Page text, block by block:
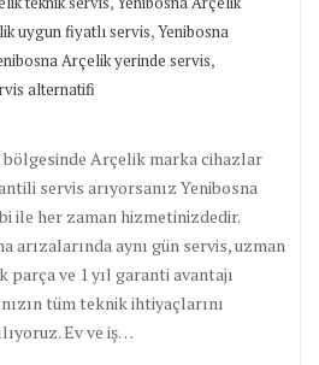
uygun fiyatlı servis,Yenibosna
Arçelik yerinde servis,
alternatifi
Arçelik marka cihazlar
servis arıyorsanız Yenibosna
ile her zaman hizmetinizdedir.
arızalarında aynı gün servis, uzman
parça ve 1 yıl garanti avantajı
tüm teknik ihtiyaçlarını
Ev ve iş…